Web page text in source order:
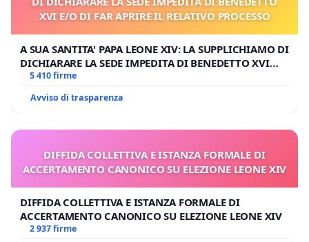
XVI E/O DI FAR APRIRE IL RELATIVO PROCESSO
A SUA SANTITA' PAPA LEONE XIV: LA SUPPLICHIAMO DI
DICHIARARE LA SEDE IMPEDITA DI BENEDETTO XVI
E/O DI FAR APRIRE IL RELATIVO PROCESSO
5 410 firme
Avviso di trasparenza
DIFFIDA COLLETTIVA E ISTANZA FORMALE DI
ACCERTAMENTO CANONICO SU ELEZIONE LEONE XIV
DIFFIDA COLLETTIVA E ISTANZA FORMALE DI
ACCERTAMENTO CANONICO SU ELEZIONE LEONE XIV
2 937 firme